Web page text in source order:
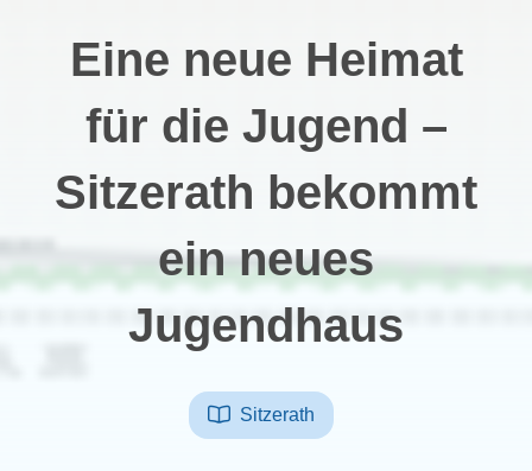
Eine neue Heimat
für die Jugend –
Sitzerath bekommt
ein neues
Jugendhaus
Sitzerath